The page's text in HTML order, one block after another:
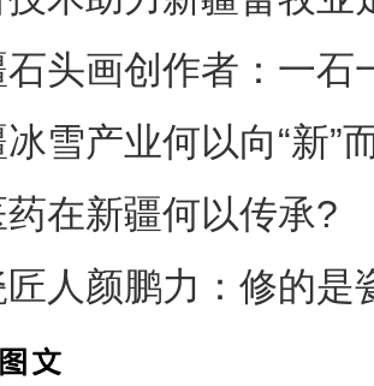
石头画创作者：一石
雪产业何以向“新”
在新疆何以传承?
人颜鹏力：修的是